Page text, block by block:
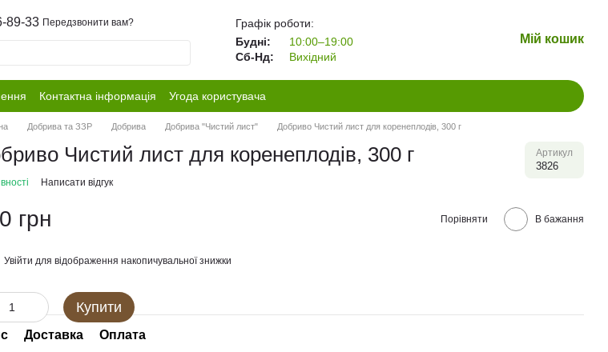
89-33 Передзвонити вам?
Графік роботи:
Будні:
10:00–19:00
Сб-Нд:
Вихідний
Мій кошик
Контактна інформація Угода користувача
Добрива та ЗЗР Добрива Добрива "Чистий лист" Добриво Чистий лист для коренеплодів, 300 г
Чистий лист для коренеплодів, 300 г Артикул
3826
Написати відгук
грн Порівняти В бажання
Увійти для відображення накопичувальної знижки
Купити
Доставка Оплата